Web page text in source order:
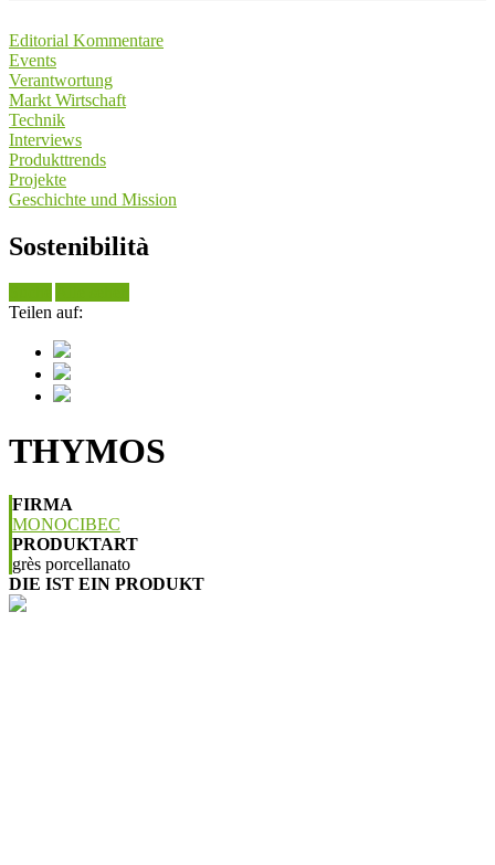
Editorial Kommentare
Events
Verantwortung
Markt Wirtschaft
Technik
Interviews
Produkttrends
Projekte
Geschichte und Mission
Sostenibilità
Teilen auf:
THYMOS
FIRMA
MONOCIBEC
PRODUKTART
grès porcellanato
DIE IST EIN PRODUKT